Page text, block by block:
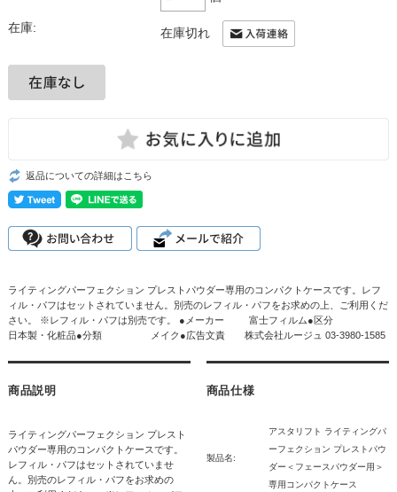
在庫: 在庫切れ
返品についての詳細はこちら
ライティングパーフェクション プレストパウダー専用のコンパクトケースです。レフ
ィル・パフはセットされていません。別売のレフィル・パフをお求めの上、ご利用くだ
さい。 ※レフィル・パフは別売です。 ●メーカー 富士フィルム●区分
日本製・化粧品●分類 メイク●広告文責 株式会社ルージュ 03-3980-1585
商品説明
ライティングパーフェクション プレスト
パウダー専用のコンパクトケースです。
レフィル・パフはセットされていませ
ん。別売のレフィル・パフをお求めの
商品仕様
製品名:
アスタリフト ライティングパ
ーフェクション プレストパウ
ダー＜フェースパウダー用＞
専用コンパクトケース